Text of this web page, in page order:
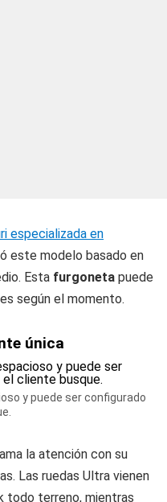
especializada en
este modelo basado en
Esta furgoneta puede
según el momento.
única
y puede ser configurado
la atención con su
Las ruedas Ultra vienen
todo terreno, mientras